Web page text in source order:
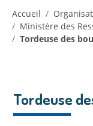
Accueil
Ministère des
Tordeuse des
Tordeuse